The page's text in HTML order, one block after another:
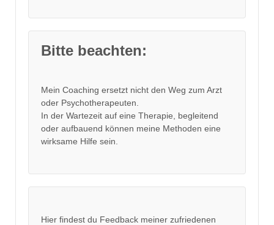
Bitte beachten:
Mein Coaching ersetzt nicht den Weg zum Arzt
oder Psychotherapeuten.
In der Wartezeit auf eine Therapie, begleitend
oder aufbauend können meine Methoden eine
wirksame Hilfe sein.
Hier findest du Feedback meiner zufriedenen